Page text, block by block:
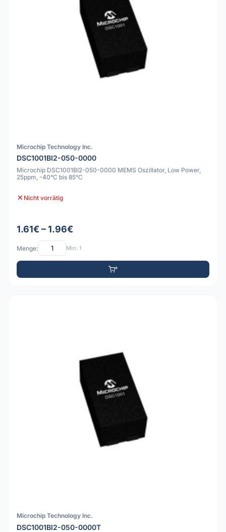
Microchip Technology Inc.
DSC1001BI2-050-0000
Microchip DSC1001BI2-050-0000 MEMS Oszillator, Low Power,
25ppm, -40°C bis 85°C
Nicht vorrätig
1.61€ – 1.96€
Menge: Min: 1
Microchip Technology Inc.
DSC1001BI2-050-0000T